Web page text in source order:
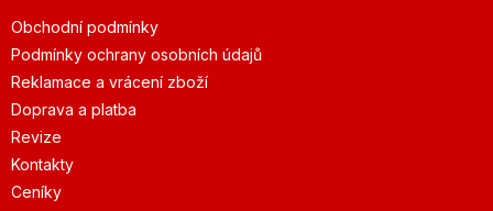
Obchodní podmínky
Podmínky ochrany osobních údajů
Reklamace a vrácení zboží
Doprava a platba
Revize
Kontakty
Ceníky